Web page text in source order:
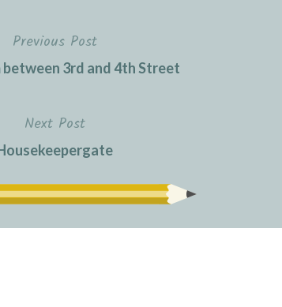
Previous Post
between 3rd and 4th Street
Next Post